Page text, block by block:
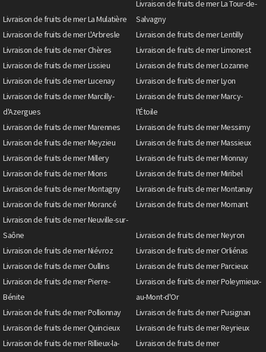
Livraison de fruits de mer La Mulatière
Livraison de fruits de mer La Tour-de-
Salvagny
Livraison de fruits de mer L'Arbresle
Livraison de fruits de mer Lentilly
Livraison de fruits de mer Chères
Livraison de fruits de mer Limonest
Livraison de fruits de mer Lissieu
Livraison de fruits de mer Lozanne
Livraison de fruits de mer Lucenay
Livraison de fruits de mer Lyon
Livraison de fruits de mer Marcilly-
d'Azergues
Livraison de fruits de mer Marcy-
l'Étoile
Livraison de fruits de mer Marennes
Livraison de fruits de mer Messimy
Livraison de fruits de mer Meyzieu
Livraison de fruits de mer Massieux
Livraison de fruits de mer Millery
Livraison de fruits de mer Mionnay
Livraison de fruits de mer Mions
Livraison de fruits de mer Miribel
Livraison de fruits de mer Montagny
Livraison de fruits de mer Montanay
Livraison de fruits de mer Morancé
Livraison de fruits de mer Mornant
Livraison de fruits de mer Neuville-sur-
Saône
Livraison de fruits de mer Neyron
Livraison de fruits de mer Niévroz
Livraison de fruits de mer Orliénas
Livraison de fruits de mer Oullins
Livraison de fruits de mer Parcieux
Livraison de fruits de mer Pierre-
Bénite
Livraison de fruits de mer Poleymieux-
au-Mont-d'Or
Livraison de fruits de mer Pollionnay
Livraison de fruits de mer Pusignan
Livraison de fruits de mer Quincieux
Livraison de fruits de mer Reyrieux
Livraison de fruits de mer Rillieux-la-
Livraison de fruits de mer